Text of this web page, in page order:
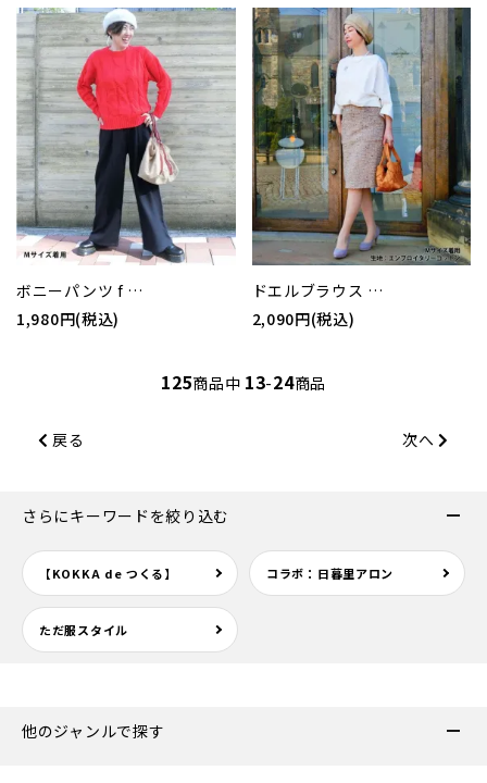
ボニーパンツ f …
1,980円(税込)
ドエルブラウス …
2,090円(税込)
125商品中 13-24商品
戻る 次へ
さらにキーワードを絞り込む
【KOKKA de つくる】 コラボ：日暮里アロン
ただ服スタイル
他のジャンルで探す